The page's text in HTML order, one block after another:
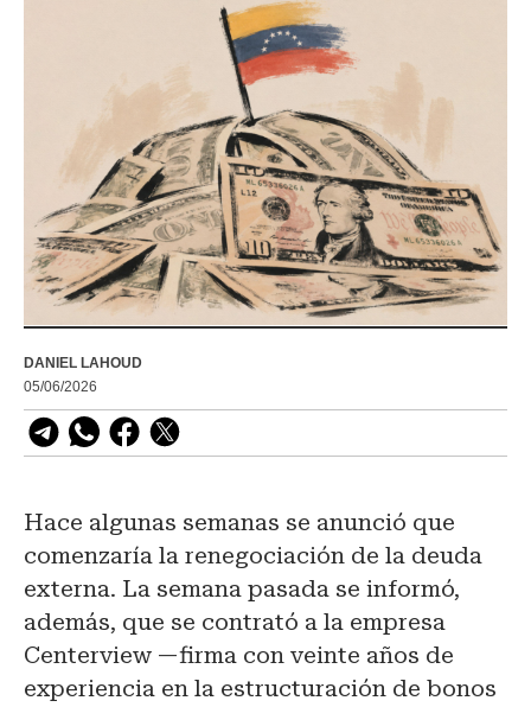
DANIEL LAHOUD
05/06/2026
Hace algunas semanas se anunció que
comenzaría la renegociación de la deuda
externa. La semana pasada se informó,
además, que se contrató a la empresa
Centerview —firma con veinte años de
experiencia en la estructuración de bonos